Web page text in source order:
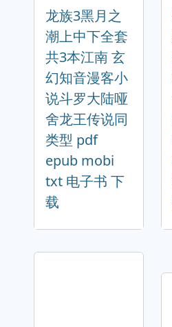
龙族3黑月之
潮上中下全套
共3本江南 玄
幻知音漫客小
说斗罗大陆哑
舍龙王传说同
类型 pdf
epub mobi
txt 电子书 下
载